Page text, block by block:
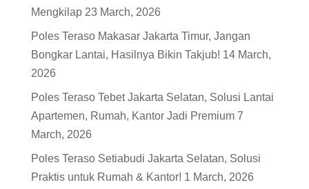
Mengkilap 23 March, 2026
Poles Teraso Makasar Jakarta Timur, Jangan
Bongkar Lantai, Hasilnya Bikin Takjub! 14 March,
2026
Poles Teraso Tebet Jakarta Selatan, Solusi Lantai
Apartemen, Rumah, Kantor Jadi Premium 7
March, 2026
Poles Teraso Setiabudi Jakarta Selatan, Solusi
Praktis untuk Rumah & Kantor! 1 March, 2026